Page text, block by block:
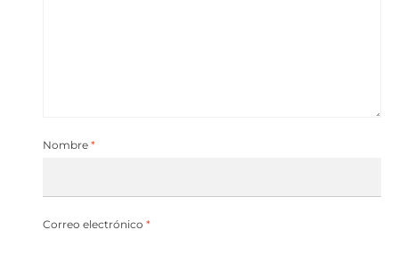
Nombre *
Correo electrónico *